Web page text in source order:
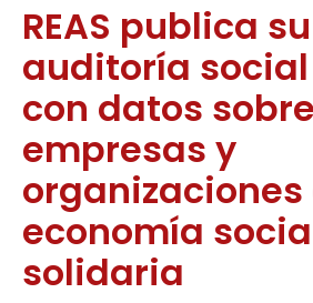
REAS publica su
auditoría social
con datos
empresas y
organizaciones
economía
solidaria